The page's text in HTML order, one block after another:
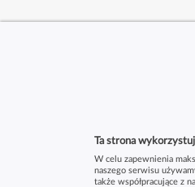
Ta strona
W celu zapewnienia
naszego serwisu
także współpracujące z